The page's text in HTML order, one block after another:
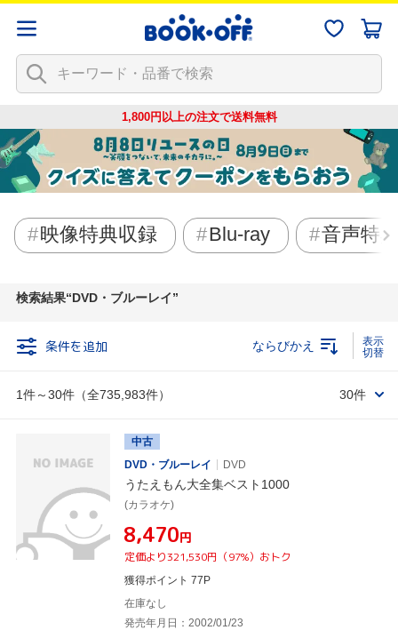
1,800円以上の注文で送料無料
映像特典収録 Blu-ray 音声特
検索結果 DVD・ブルーレイ
条件を追加
1件～30件（全735,983件）
ならびかえ
30件
中古
DVD・ブルーレイ
DVD
うたえもん大全集ベスト1000
(カラオケ)
¥8,470円
定価より321,530円（97%）おトク
獲得ポイント 77P
在庫なし
発売年月日：2002/01/23